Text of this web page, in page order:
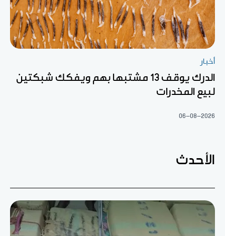
أخبار
الدرك يوقف 13 مشتبها بهم ويفكك شبكتين
لبيع المخدرات
06-08-2026
الأحدث